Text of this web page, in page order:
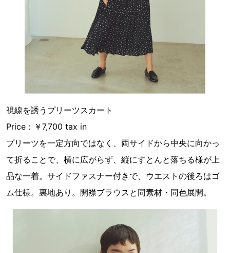
視線を誘うプリーツスカート
Price：￥7,700 tax in
プリーツを一定方向ではなく、両サイドから中央に向かっ
て折ることで、横に広がらず、縦にすとんと落ちる様が上
品な一着。サイドファスナー付きで、ウエストの後ろはゴ
ム仕様。裏地あり。開襟ブラウスと同素材・同色展開。